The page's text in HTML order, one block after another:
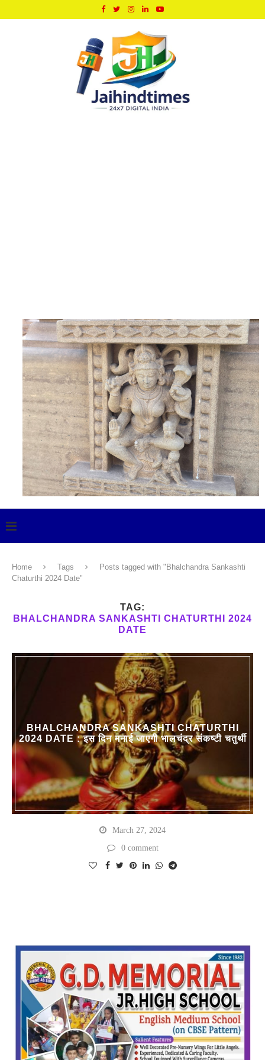
Home Tags
Posts tagged with "Bhalchandra Sankashti
Chaturthi 2024 Date"
TAG:
BHALCHANDRA SANKASHTI CHATURTHI 2024
DATE
BHALCHANDRA SANKASHTI CHATURTHI
2024 DATE : इस दिन मनाई जाएगी भालचंद्र संकष्टी चतुर्थी
March 27, 2024
0 comment